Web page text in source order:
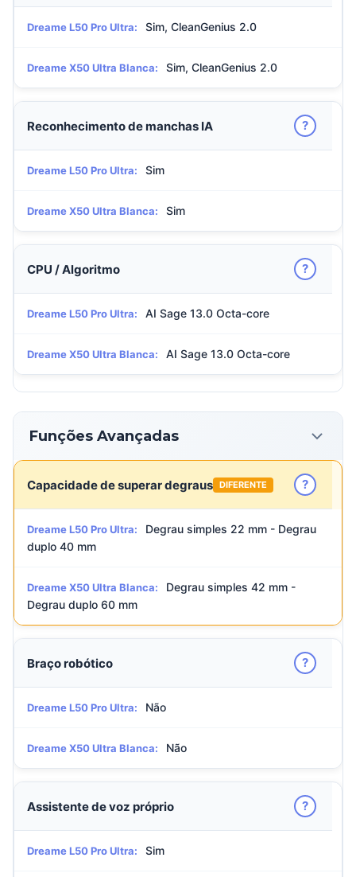
Dreame L50 Pro Ultra: Sim, CleanGenius 2.0
Dreame X50 Ultra Blanca: Sim, CleanGenius 2.0
Reconhecimento de manchas IA ?
Dreame L50 Pro Ultra: Sim
Dreame X50 Ultra Blanca: Sim
CPU / Algoritmo ?
Dreame L50 Pro Ultra: AI Sage 13.0 Octa-core
Dreame X50 Ultra Blanca: AI Sage 13.0 Octa-core
Funções Avançadas
Capacidade de superar degraus DIFERENTE ?
Dreame L50 Pro Ultra:
Degrau simples 22 mm - Degrau
duplo 40 mm
Dreame X50 Ultra Blanca:
Degrau simples 42 mm -
Degrau duplo 60 mm
Braço robótico ?
Dreame L50 Pro Ultra: Não
Dreame X50 Ultra Blanca: Não
Assistente de voz próprio ?
Dreame L50 Pro Ultra: Sim